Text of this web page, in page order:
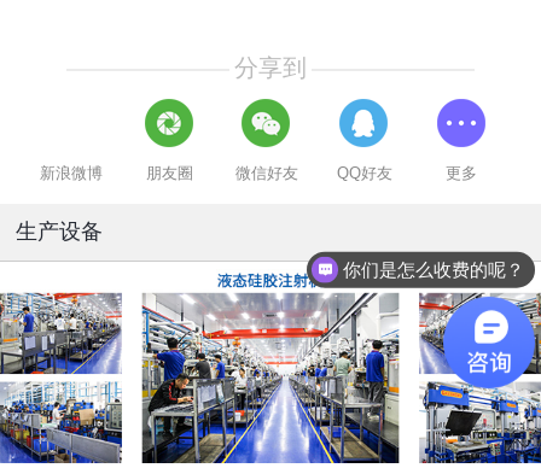
分享到
新浪微博 朋友圈 微信好友 QQ好友 更多
生产设备
你们是怎么收费的呢？